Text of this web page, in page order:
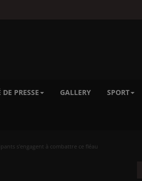
PRESSE GALLERY SPORT
s'engagent à combattre ce fléau